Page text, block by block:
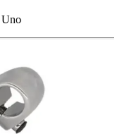
Uno